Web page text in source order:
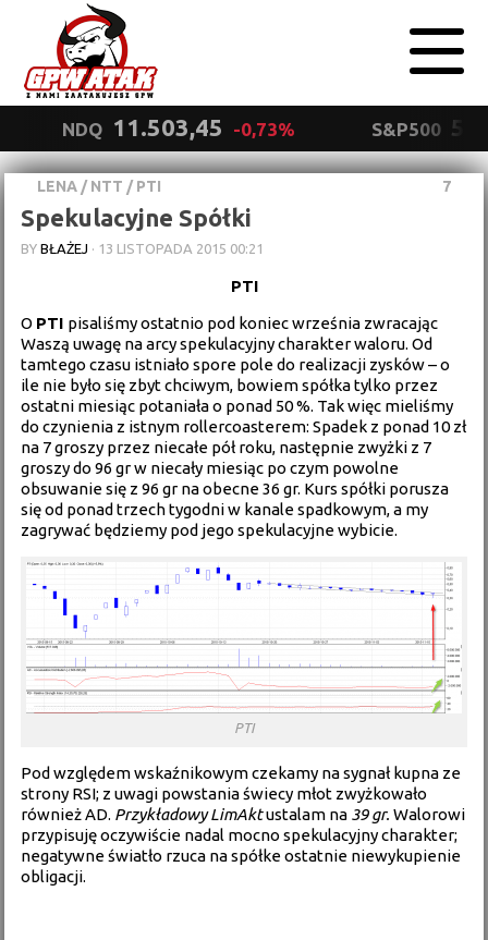
NDQ 11.503,45 -0,73% S&P500
LENA / NTT / PTI 7
Spekulacyjne Spółki
BYBŁAŻEJ · 13 LISTOPADA 2015 00:21
PTI
O PTI pisaliśmyostatnio pod koniec września zwracając
Waszą uwagę na arcy spekulacyjny charakter waloru. Od
tamtego czasu istniało spore pole do realizacji zysków – o
ile nie było się zbyt chciwym, bowiem spółka tylko przez
ostatni miesiąc potaniała o ponad 50 %. Tak więc mieliśmy
do czynienia z istnym rollercoasterem: Spadek z ponad 10 zł
na 7 groszy przez niecałe pół roku, następnie zwyżki z 7
groszy do 96 gr w niecały miesiąc po czym powolne
obsuwanie się z 96 gr na obecne 36 gr. Kurs spółki porusza
się od ponad trzech tygodni w kanale spadkowym, a my
zagrywać będziemy pod jego spekulacyjne wybicie.
PTI
Pod względem wskaźnikowym czekamy na sygnał kupna ze
strony RSI; z uwagi powstania świecy młot zwyżkowało
również AD. Przykładowy LimAktustalam na 39 gr.Walorowi
przypisuję oczywiście nadal mocno spekulacyjny charakter;
negatywne światło rzuca na spółke ostatnie niewykupienie
obligacji.
prywatności
Wyrażam zgodę.